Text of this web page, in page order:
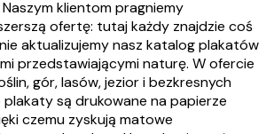
klientom pragniemy
ofertę: tutaj każdy znajdzie coś
aktualizujemy nasz katalog plakatów
przedstawiającymi naturę. W ofercie
gór, lasów, jezior i bezkresnych
plakaty są drukowane na papierze
czemu zyskują matowe